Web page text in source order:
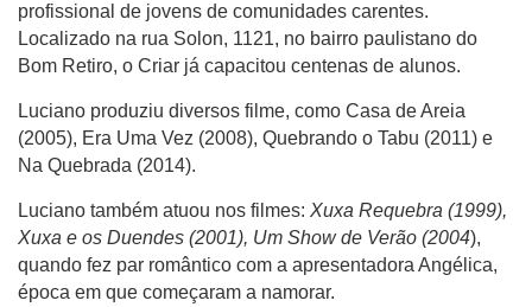
profissional de jovens de comunidades carentes.
Localizado na rua Solon, 1121, no bairro paulistano do
Bom Retiro, o Criar já capacitou centenas de alunos.
Luciano produziu diversos filme, como Casa de Areia
(2005), Era Uma Vez (2008), Quebrando o Tabu (2011) e
Na Quebrada (2014).
Luciano também atuou nos filmes: Xuxa Requebra (1999),
Xuxa e os Duendes (2001), Um Show de Verão (2004),
quando fez par romântico com a apresentadora Angélica,
época em que começaram a namorar.